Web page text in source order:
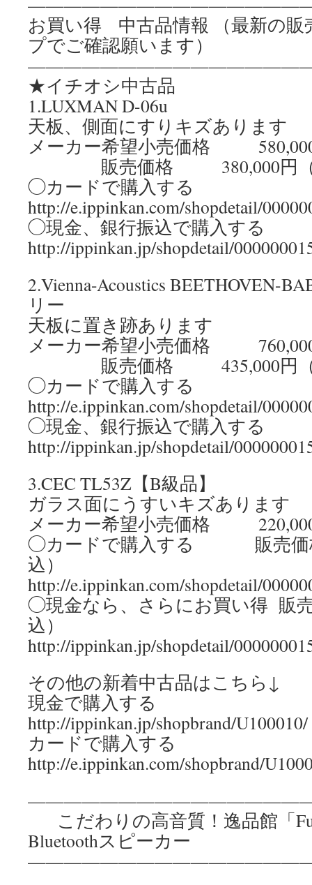
お買い得 中古品情報 （最新の販
プでご確認願います）
★イチオシ中古品
1.LUXMAN D-06u
天板、側面にすりキズあります
メーカー希望小売価格
販売価格 380,000円（
◯カードで購入する
http://e.ippinkan.com/shopdetail/
◯現金、銀行振込で購入
http://ippinkan.jp/shopdetail/
2.Vienna-Acoustics BEETHOVEN-
リー
天板に置き跡あります
メーカー希望小売価格
販売価格 435,000円（
◯カードで購入する
http://e.ippinkan.com/shopdetail/
◯現金、銀行振込で購入する
http://ippinkan.jp/shopdetail/
3.CEC TL53Z【B級品】
ガラス面にうすいキズあります
メーカー希望小売価格
◯カードで購入する 販売価格
込）
http://e.ippinkan.com/shopdetail/
◯現金なら、さらにお買い得 販売
込）
http://ippinkan.jp/shopdetail/
その他の新着中古品はこちら↓
現金で購入する
http://ippinkan.jp/shopbrand/U100010/
カードで購入する
http://e.ippinkan.com/shopbrand/
こだわりの高音質！逸品館「
Bluetoothスピーカー